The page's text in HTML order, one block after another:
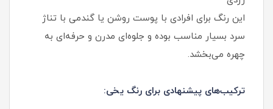
این رنگ برای افرادی با پوست روشن یا گندمی با تناژ
سرد بسیار مناسب بوده و جلوه‌ای مدرن و حرفه‌ای به
چهره می‌بخشد.
ترکیب‌های پیشنهادی برای رنگ یخی: